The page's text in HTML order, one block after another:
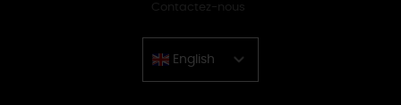
Contactez-nous
English
Chinese